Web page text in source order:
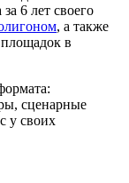
6 лет своего
, а также
площадок в
сценарные
у своих